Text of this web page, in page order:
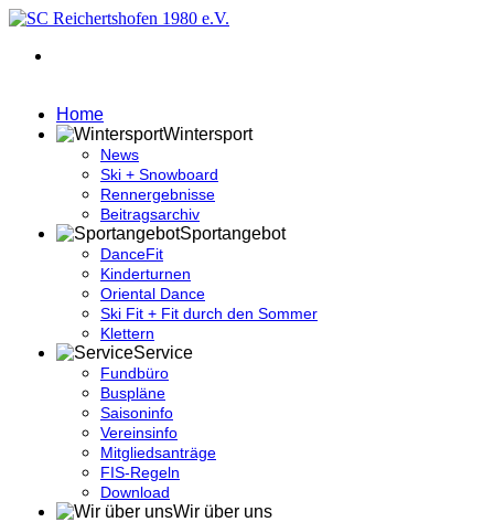
Home
Wintersport
News
Ski + Snowboard
Rennergebnisse
Beitragsarchiv
Sportangebot
DanceFit
Kinderturnen
Oriental Dance
Ski Fit + Fit durch den Sommer
Klettern
Service
Fundbüro
Buspläne
Saisoninfo
Vereinsinfo
Mitgliedsanträge
FIS-Regeln
Download
Wir über uns